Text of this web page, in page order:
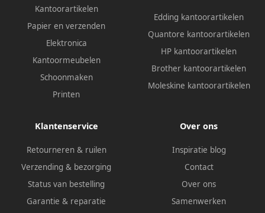
Kantoorartikelen
Papier en verzenden
Elektronica
Kantoormeubelen
Schoonmaken
Printen
Edding kantoorartikelen
Quantore kantoorartikelen
HP kantoorartikelen
Brother kantoorartikelen
Moleskine kantoorartikelen
Klantenservice
Retourneren & ruilen
Verzending & bezorging
Status van bestelling
Garantie & reparatie
Over ons
Inspiratie blog
Contact
Over ons
Samenwerken